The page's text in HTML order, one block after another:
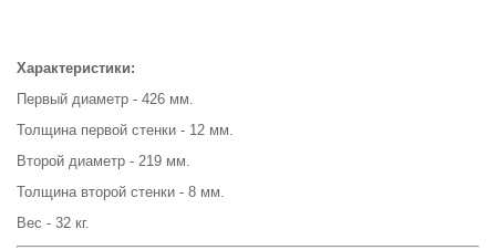
Характеристики:
Первый диаметр - 426 мм.
Толщина первой стенки - 12 мм.
Второй диаметр - 219 мм.
Толщина второй стенки - 8 мм.
Вес - 32 кг.